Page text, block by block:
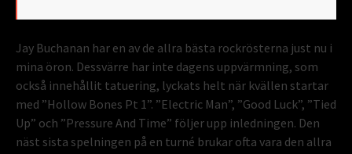
Jay Buchanan har en av de allra bästa rockrösterna just nu i
mina öron. Dessvärre har inte dagens uppvärmning, som
också innehållit tatuering, lyckats helt när kvällen startar
med ”Hollow Bones Pt 1”. ”Electric Man”, ”Good Luck”, ”Tied
Up” och ”Pressure And Time” följer upp inledningen. Den
näst sista spelningen på en turné brukar ofta vara den allra